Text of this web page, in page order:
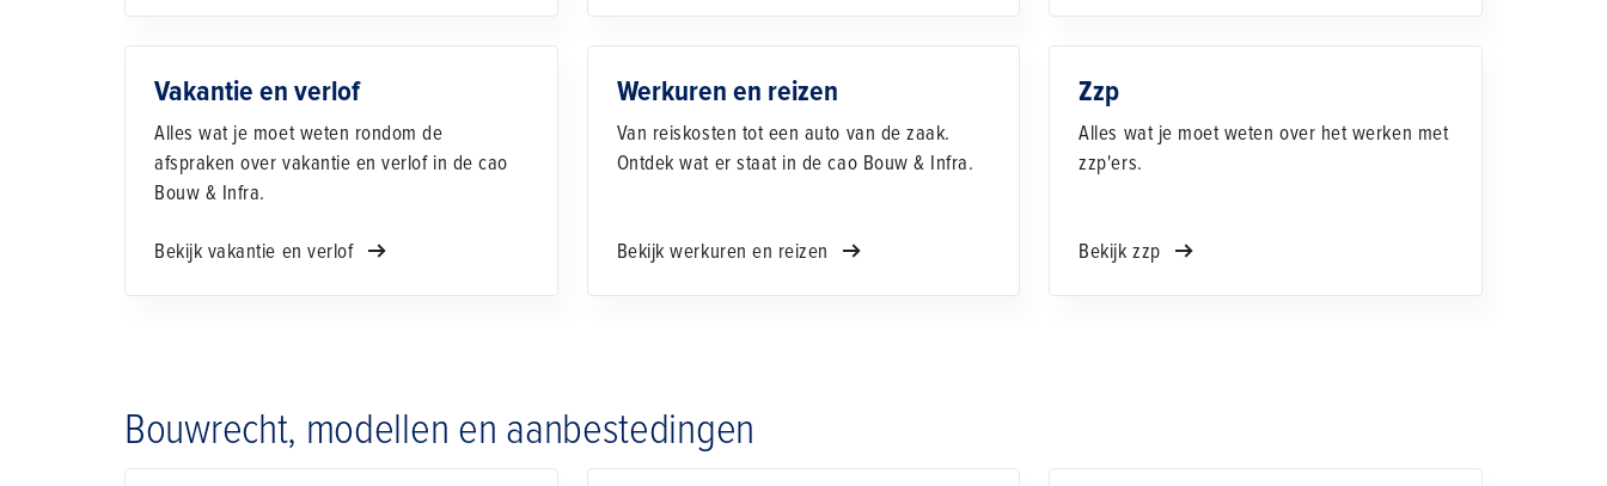
Vakantie en verlof
Alles wat je moet weten rondom de
afspraken over vakantie en verlof in de cao
Bouw & Infra.
Bekijk vakantie en verlof
Werkuren en reizen
Van reiskosten tot een auto van de zaak.
Ontdek wat er staat in de cao Bouw & Infra.
Bekijk werkuren en reizen
Zzp
Alles wat je moet weten over het werken met
zzp'ers.
Bekijk zzp
Bouwrecht, modellen en aanbestedingen